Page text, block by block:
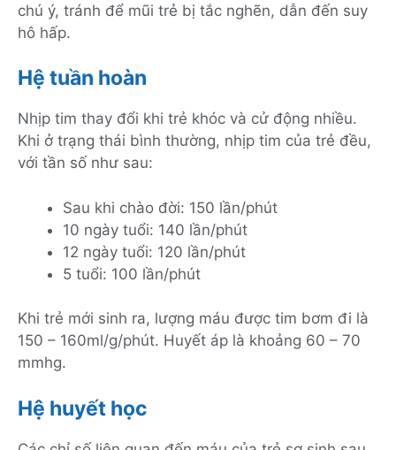
chú ý, tránh để mũi trẻ bị tắc nghẽn, dẫn đến suy
hô hấp.
Hệ tuần hoàn
Nhịp tim thay đổi khi trẻ khóc và cử động nhiều.
Khi ở trạng thái bình thường, nhịp tim của trẻ đều,
với tần số như sau:
Sau khi chào đời: 150 lần/phút
10 ngày tuổi: 140 lần/phút
12 ngày tuổi: 120 lần/phút
5 tuổi: 100 lần/phút
Khi trẻ mới sinh ra, lượng máu được tim bơm đi là
150 – 160ml/g/phút. Huyết áp là khoảng 60 – 70
mmhg.
Hệ huyết học